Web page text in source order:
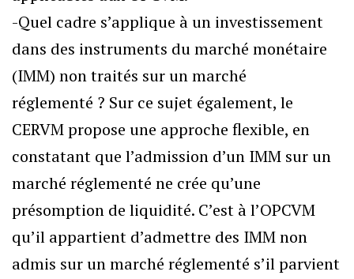
-Quel cadre s’applique à un investissement
dans des instruments du marché monétaire
(IMM) non traités sur un marché
réglementé ? Sur ce sujet également, le
CERVM propose une approche flexible, en
constatant que l’admission d’un IMM sur un
marché réglementé ne crée qu’une
présomption de liquidité. C’est à l’OPCVM
qu’il appartient d’admettre des IMM non
admis sur un marché réglementé s’il parvient